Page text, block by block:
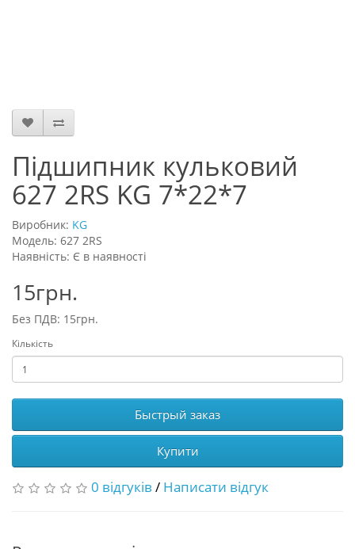
Підшипник кульковий
627 2RS KG 7*22*7
Виробник: KG
Модель: 627 2RS
Наявність: Є в наявності
15грн.
Без ПДВ: 15грн.
Кількість
Быстрый заказ
Купити
0 відгуків / Написати відгук